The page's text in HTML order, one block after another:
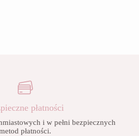
płatności
i w pełni bezpiecznych
płatności.